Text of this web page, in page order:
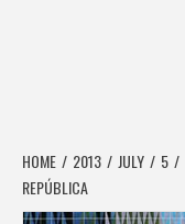
HOME 2013 JULY 5
REPÚBLICA